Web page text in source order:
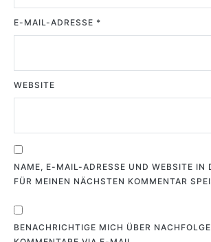
E-MAIL-ADRESSE *
WEBSITE
NAME, E-MAIL-ADRESSE UND WEBSITE IN
FÜR MEINEN NÄCHSTEN KOMMENTAR
BENACHRICHTIGE MICH ÜBER